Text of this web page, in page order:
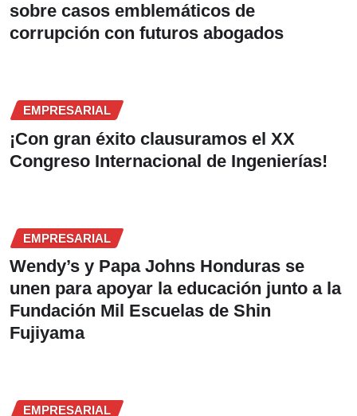
sobre casos emblemáticos de
corrupción con futuros abogados
EMPRESARIAL
¡Con gran éxito clausuramos el XX
Congreso Internacional de Ingenierías!
EMPRESARIAL
Wendy’s y Papa Johns Honduras se
unen para apoyar la educación junto a la
Fundación Mil Escuelas de Shin
Fujiyama
EMPRESARIAL